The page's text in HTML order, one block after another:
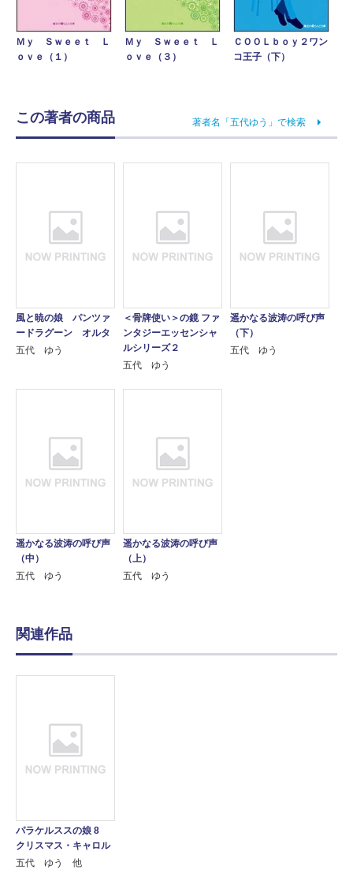
Ｍｙ Ｓｗｅｅｔ Ｌ
ｏｖｅ（１）
Ｍｙ Ｓｗｅｅｔ Ｌ
ｏｖｅ（３）
ＣＯＯＬｂｏｙ２ワン
コ王子（下）
この著者の商品 著者名「五代ゆう」で検索
風と暁の娘 パンツァ
ードラグーン オルタ
五代 ゆう
＜骨牌使い＞の鏡 ファ
ンタジーエッセンシャ
ルシリーズ２
五代 ゆう
遥かなる波涛の呼び声
（下）
五代 ゆう
遥かなる波涛の呼び声
（中）
五代 ゆう
遥かなる波涛の呼び声
（上）
五代 ゆう
関連作品
パラケルススの娘 8
クリスマス・キャロル
五代 ゆう 他